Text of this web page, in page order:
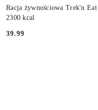
Racja żywnościowa Trek'n
2300 kcal
Cena:
39.99